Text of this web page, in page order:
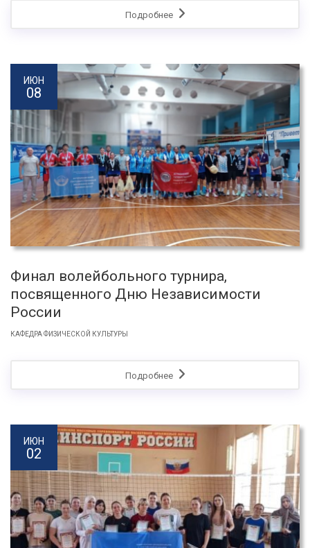
Подробнее
ИЮН
08
Финал волейбольного турнира,
посвященного Дню Независимости
России
КАФЕДРА ФИЗИЧЕСКОЙ КУЛЬТУРЫ
Подробнее
ИЮН
02